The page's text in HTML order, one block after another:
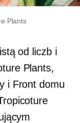
Plants
od liczb i
Plants,
i Front domu